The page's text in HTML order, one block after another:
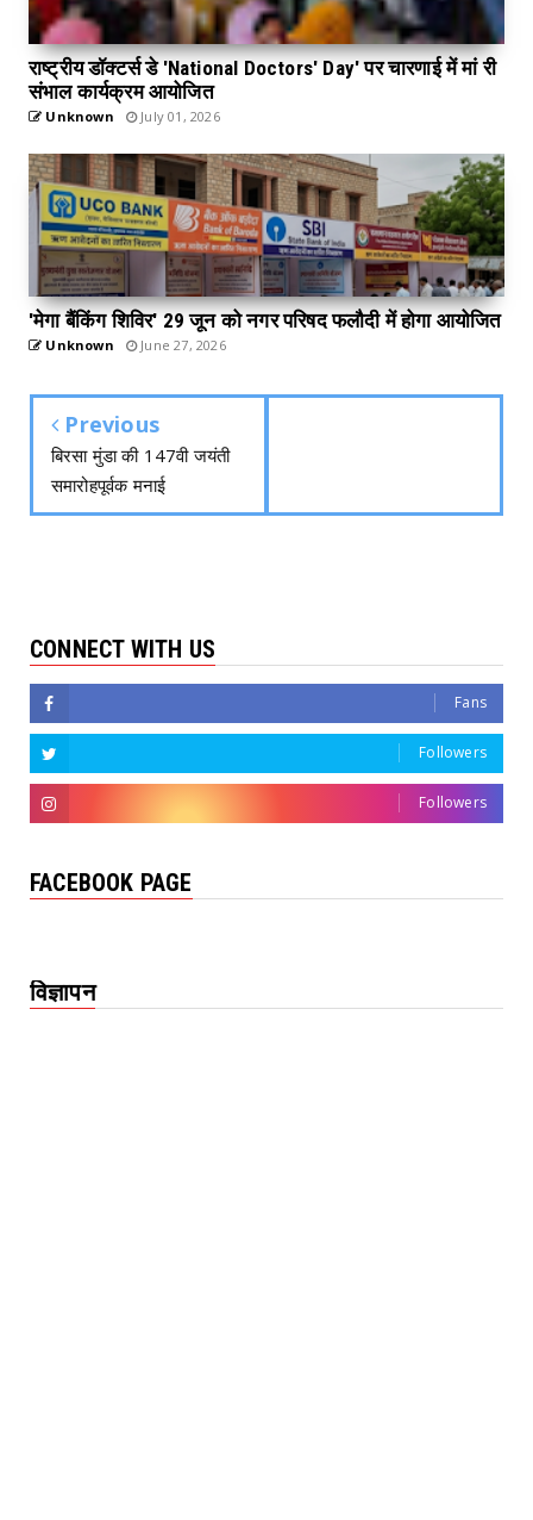
राष्ट्रीय डॉक्टर्स डे 'National Doctors' Day' पर चारणाई में मां री
संभाल कार्यक्रम आयोजित
Unknown July 01, 2026
'मेगा बैंकिंग शिविर' 29 जून को नगर परिषद फलौदी में होगा आयोजित
Unknown June 27, 2026
Previous
बिरसा मुंडा की 147वी जयंती
समारोहपूर्वक मनाई
CONNECT WITH US
Fans
Followers
Followers
FACEBOOK PAGE
विज्ञापन